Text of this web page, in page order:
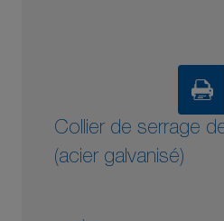
Collier de serrage
(acier galvanisé)